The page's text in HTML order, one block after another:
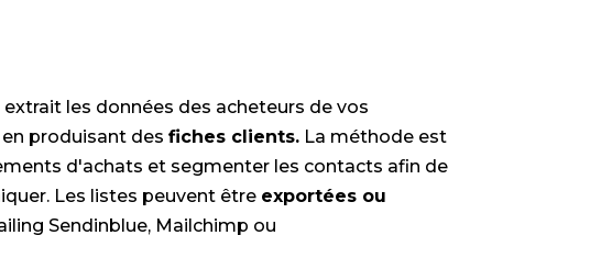
extrait les données des acheteurs de vos
produisant des fiches clients. La méthode est
d'achats et segmenter les contacts afin de
Les listes peuvent être exportées ou
Sendinblue, Mailchimp ou